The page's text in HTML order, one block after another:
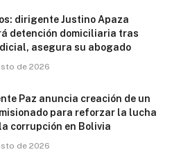
dirigente Justino Apaza
detención domiciliaria tras
asegura su abogado
de 2026
Paz anuncia creación de un
para reforzar la lucha
corrupción en Bolivia
de 2026